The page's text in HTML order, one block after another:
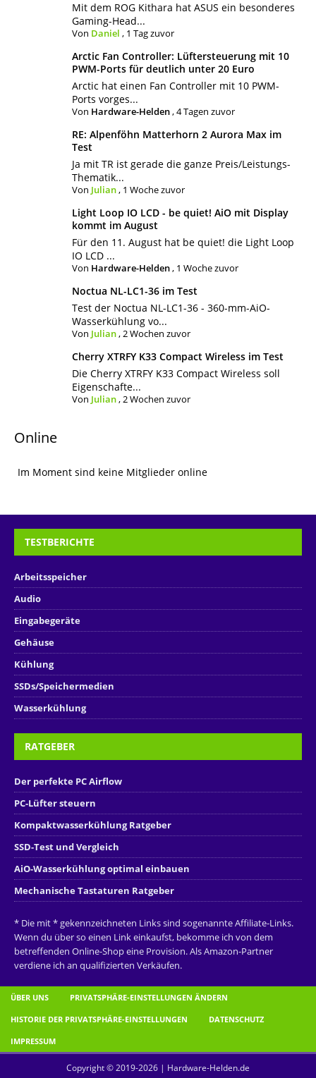
Mit dem ROG Kithara hat ASUS ein besonderes
Gaming-Head...
Von Daniel , 1 Tag zuvor
Arctic Fan Controller: Lüftersteuerung mit 10
PWM-Ports für deutlich unter 20 Euro
Arctic hat einen Fan Controller mit 10 PWM-
Ports vorges...
Von Hardware-Helden,4 Tagen zuvor
RE: Alpenföhn Matterhorn 2 Aurora Max im
Test
Ja mit TR ist gerade die ganze Preis/Leistungs-
Thematik...
Von Julian, 1 Woche zuvor
Light Loop IO LCD - be quiet! AiO mit Display
kommt im August
Für den 11. August hat be quiet! die Light Loop
IO LCD ...
Von Hardware-Helden, 1 Woche zuvor
Noctua NL-LC1-36 im Test
Test der Noctua NL-LC1-36 - 360-mm-AiO-
Wasserkühlung vo...
Von Julian,2 Wochen zuvor
Cherry XTRFY K33 Compact Wireless im Test
Die Cherry XTRFY K33 Compact Wireless soll
Eigenschafte...
Von Julian,2 Wochen zuvor
Online
Im Moment sind keine Mitglieder online
TESTBERICHTE
Arbeitsspeicher
Audio
Eingabegeräte
Gehäuse
Kühlung
SSDs/Speichermedien
Wasserkühlung
RATGEBER
Der perfekte PC Airflow
PC-Lüfter steuern
Kompaktwasserkühlung Ratgeber
SSD-Test und Vergleich
AiO-Wasserkühlung optimal einbauen
Mechanische Tastaturen Ratgeber
* Die mit * gekennzeichneten Links sind sogenannte Affiliate-Links.
Wenn du über so einen Link einkaufst, bekomme ich von dem
betreffenden Online-Shop eine Provision. Als Amazon-Partner
verdiene ich an qualifizierten Verkäufen.
ÜBER UNS PRIVATSPHÄRE-EINSTELLUNGEN ÄNDERN
HISTORIE DER PRIVATSPHÄRE-EINSTELLUNGEN DATENSCHUTZ
IMPRESSUM
Copyright © 2019-2026 | Hardware-Helden.de